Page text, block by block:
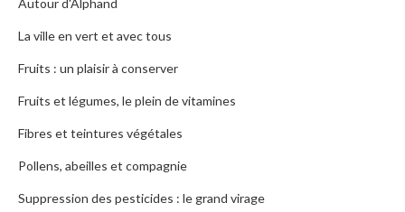
La ville en vert et avec tous
Fruits : un plaisir à conserver
Fruits et légumes, le plein de vitamines
Fibres et teintures végétales
Pollens, abeilles et compagnie
Suppression des pesticides : le grand virage